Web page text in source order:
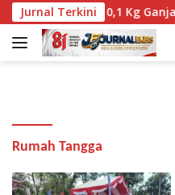
Langsung
ke
konten
Jurnal Terkini
Berisi 10,1 Kg Ganja
Rumah Tangga